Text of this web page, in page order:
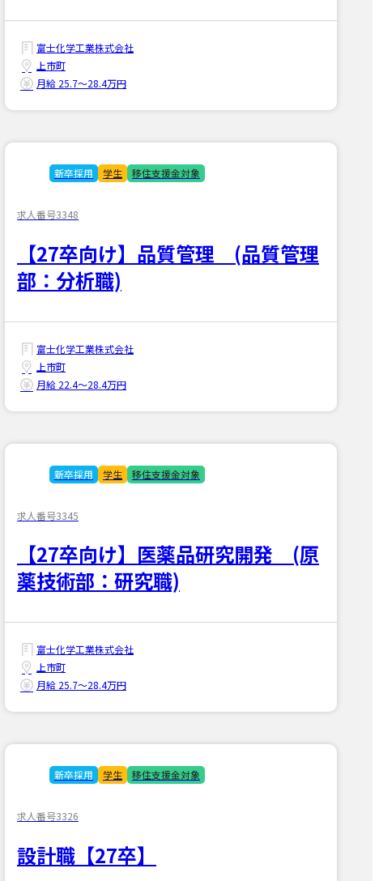
富士化学工業株式会社
上市町
月給 25.7〜28.4万円
新卒採用 学生 移住支援金対象
求人番号3348
【27卒向け】品質管理 (品質管理
部：分析職)
富士化学工業株式会社
上市町
月給 22.4〜28.4万円
新卒採用 学生 移住支援金対象
求人番号3345
【27卒向け】医薬品研究開発 (原
薬技術部：研究職)
富士化学工業株式会社
上市町
月給 25.7〜28.4万円
新卒採用 学生 移住支援金対象
求人番号3326
設計職【27卒】